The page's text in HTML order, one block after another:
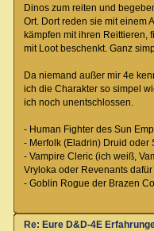
Dinos zum reiten und
Ort. Dort reden sie mit einem
kämpfen mit ihren Reittieren,
mit Loot beschenkt. Ganz
Da niemand außer mir 4e
ich die Charakter so simpel
ich noch unentschlossen.
- Human Fighter des Sun
- Merfolk (Eladrin) Druid oder
- Vampire Cleric (ich weiß,
Vryloka oder Revenants
- Goblin Rogue der Brazen
Re: Eure D&D-4E